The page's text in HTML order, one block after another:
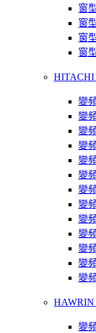
窗
窗
窗
窗
HITACHI
變
變
變
變
變
變
變
變
變
變
變
變
變
HAWRIN
變